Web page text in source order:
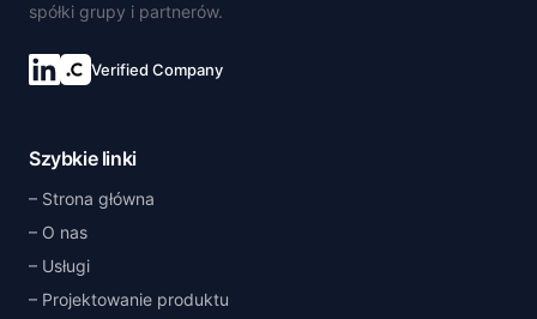
spółki grupy i partnerów.
Połącz się na LinkedIn
Verified Company
Szybkie linki
Strona główna
O nas
Usługi
Projektowanie produktu